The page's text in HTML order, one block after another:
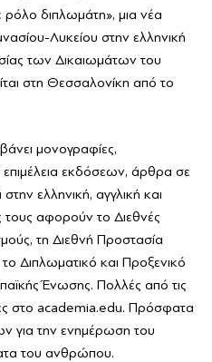
διπλωμάτη», μια νέα
Λυκείου στην ελληνική
των Δικαιωμάτων του
στη Θεσσαλονίκη από το
μονογραφίες,
εκδόσεων, άρθρα σε
ελληνική, αγγλική και
τους αφορούν το Διεθνές
τη Διεθνή Προστασία
Διπλωματικό και Προξενικό
Ένωσης. Πολλές από τις
στο academia.edu. Πρόσφατα
για την ενημέρωση του
του ανθρώπου.